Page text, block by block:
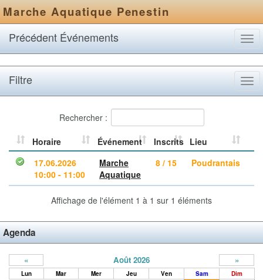
Marche Aquatique Penestin
Précédent Événements
Filtre
Rechercher :
Horaire Événement Inscrits Lieu
17.06.2026
10:00 - 11:00
Marche
Aquatique
8 / 15 Poudrantais
Affichage de l'élément 1 à 1 sur 1 éléments
Agenda
« Août 2026 »
Lun Mar Mer Jeu Ven Sam
Dim